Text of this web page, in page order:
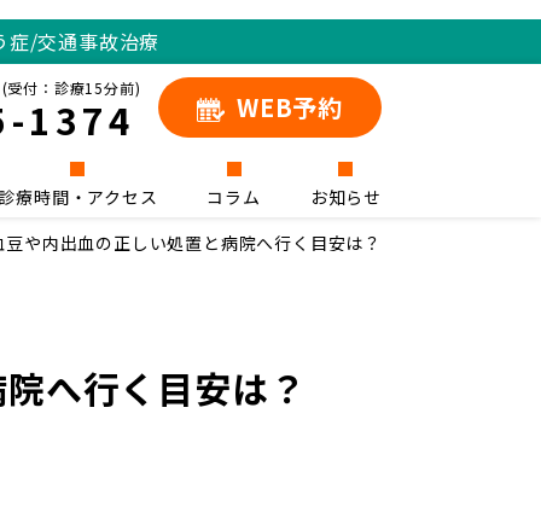
症/交通事故治療
(受付：診療15分前)
1374 WEB予約
診療時間・アクセス コラム
お知らせ
や内出血の正しい処置と病院へ行く目安は？
へ行く目安は？